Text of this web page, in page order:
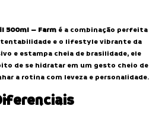
500ml – Farm é a combinação perfeita
e o lifestyle vibrante da
e estampa cheia de brasilidade, ele
de se hidratar em um gesto cheio de
a rotina com leveza e personalidade.